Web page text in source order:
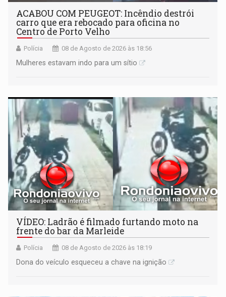
ACABOU COM PEUGEOT: Incêndio destrói
carro que era rebocado para oficina no
Centro de Porto Velho
Polícia 08 de Agosto de 2026 às 18:56
Mulheres estavam indo para um sítio
VÍDEO: Ladrão é filmado furtando moto na
frente do bar da Marleide
Polícia 08 de Agosto de 2026 às 18:19
Dona do veículo esqueceu a chave na ignição